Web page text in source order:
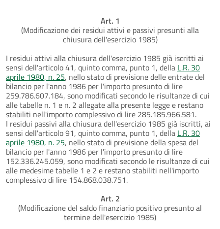
Art. 1
(Modificazione dei residui attivi e passivi presunti alla
chiusura dell'esercizio 1985)
I residui attivi alla chiusura dell'esercizio 1985 già iscritti ai
sensi dell'articolo 41, quinto comma, punto 1, della L.R. 30
aprile 1980, n. 25, nello stato di previsione delle entrate del
bilancio per l'anno 1986 per l'importo presunto di lire
259.786.607.184, sono modificati secondo le risultanze di cui
alle tabelle n. 1 e n. 2 allegate alla presente legge e restano
stabiliti nell'importo complessivo di lire 285.185.966.581.
I residui passivi alla chiusura dell'esercizio 1985 già iscritti, ai
sensi dell'articolo 91, quinto comma, punto 1, della L.R. 30
aprile 1980, n. 25, nello stato di previsione della spesa del
bilancio per l'anno 1986 per l'importo presunto di lire
152.336.245.059, sono modificati secondo le risultanze di cui
alle medesime tabelle 1 e 2 e restano stabiliti nell'importo
complessivo di lire 154.868.038.751.
Art. 2
(Modificazione del saldo finanziario positivo presunto al
termine dell'esercizio 1985)